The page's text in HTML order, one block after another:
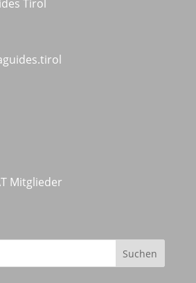
Tirol
Mitglieder